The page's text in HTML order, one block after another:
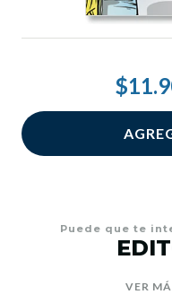
Puede que te
VER